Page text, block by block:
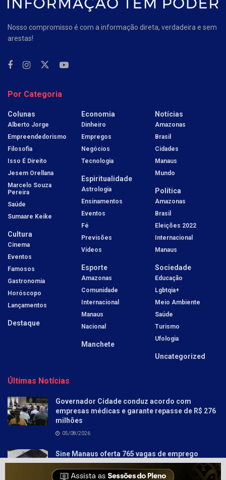
Nosso compromisso é com a informação direta, verdadeira e sem
arestas!
Por Categoria
Colunas
Alberto Jorge
Empreendedorismo
Filosofia
Isso É Direito
Jesem Orellana
Marcelo Souza
Pereira
Saúde
Sumaare Keike
Cultura
Cinema
Eventos
Famosos
Gastronomia
Horóscopo
Lançamentos
Destaque
Economia
Dinheiro
Empregos
Negócios
Tecnologia
Espiritualidade
Astrologia
Ensinamentos
Eventos
Fé
Previsões
Vídeos
Esporte
Amazonas
Comunidade
Internacional
Manaus
Nacional
Manchete
Notícias
Amazonas
Brasil
Cidades
Manaus
Mundo
Política
Amazonas
Brasil
Eleições 2022
Internacional
Manaus
Sociedade
Educação
Lgbtqia+
Meio Ambiente
Saúde
Turismo
Ufologia
Uncategorized
Últimas Notícias
Governador Cidade conduz acordo com
empresas médicas e garante repasse de R$ 276
milhões
05/08/2026
Sine Manaus oferta 765 vagas de emprego
nesta quinta-feira, 6/8
05/08/2026